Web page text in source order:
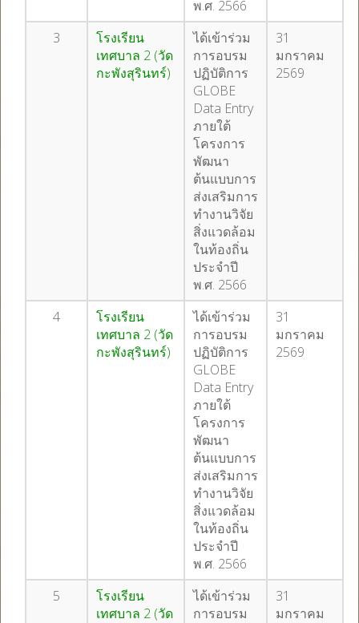
พ.ศ. 2566
3
โรงเรียน
เทศบาล 2 (วัด
กะพังสุรินทร์)
ได้เข้าร่วม
การอบรม
ปฏิบัติการ
GLOBE
Data Entry
ภายใต้
โครงการ
พัฒนา
ต้นแบบการ
ส่งเสริมการ
ทำงานวิจัย
สิ่งแวดล้อม
ในท้องถิ่น
ประจำปี
พ.ศ. 2566
31
มกราคม
2569
4
โรงเรียน
เทศบาล 2 (วัด
กะพังสุรินทร์)
ได้เข้าร่วม
การอบรม
ปฏิบัติการ
GLOBE
Data Entry
ภายใต้
โครงการ
พัฒนา
ต้นแบบการ
ส่งเสริมการ
ทำงานวิจัย
สิ่งแวดล้อม
ในท้องถิ่น
ประจำปี
พ.ศ. 2566
31
มกราคม
2569
5
โรงเรียน
เทศบาล 2 (วัด
ได้เข้าร่วม
การอบรม
31
มกราคม